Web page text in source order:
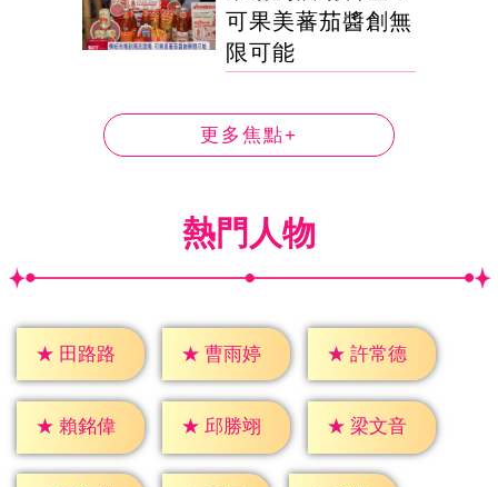
可果美蕃茄醬創無
限可能
更多焦點+
熱門人物
★ 田路路 ★ 曹雨婷 ★ 許常德
★ 賴銘偉 ★ 邱勝翊 ★ 梁文音